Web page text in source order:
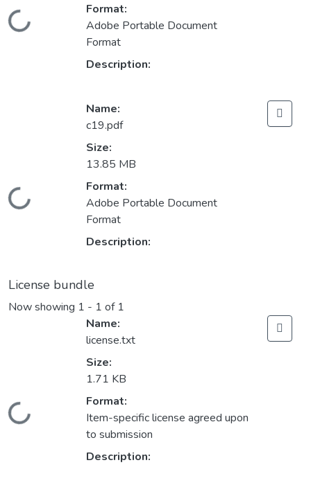
Loading...
Format:
Adobe Portable Document
Format
Description:
Loading...
Name:
c19.pdf
Size:
13.85 MB
Format:
Adobe Portable Document
Format
Description:
License bundle
Now showing 1 - 1 of 1
Loading...
Name:
license.txt
Size:
1.71 KB
Format:
Item-specific license agreed upon
to submission
Description: